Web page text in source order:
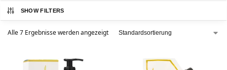
SHOW FILTERS
Alle 7 Ergebnisse werden angezeigt